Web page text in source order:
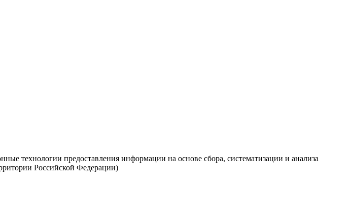
технологии предоставления информации на основе сбора, систематизации и анализа
Российской Федерации)